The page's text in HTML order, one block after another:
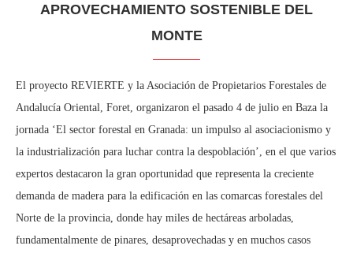
APROVECHAMIENTO SOSTENIBLE DEL
MONTE
El proyecto REVIERTE y la Asociación de Propietarios Forestales de
Andalucía Oriental, Foret, organizaron el pasado 4 de julio en Baza la
jornada ‘El sector forestal en Granada: un impulso al asociacionismo y
la industrialización para luchar contra la despoblación’, en el que varios
expertos destacaron la gran oportunidad que representa la creciente
demanda de madera para la edificación en las comarcas forestales del
Norte de la provincia, donde hay miles de hectáreas arboladas,
fundamentalmente de pinares, desaprovechadas y en muchos casos